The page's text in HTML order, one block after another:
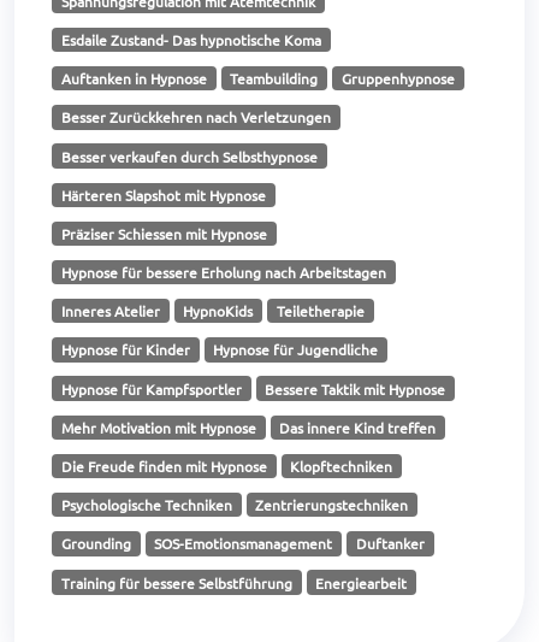
Esdaile Zustand- Das hypnotische Koma
Auftanken in Hypnose Teambuilding Gruppenhypnose
Besser Zurückkehren nach Verletzungen
Besser verkaufen durch Selbsthypnose
Härteren Slapshot mit Hypnose
Präziser Schiessen mit Hypnose
Hypnose für bessere Erholung nach Arbeitstagen
Inneres Atelier HypnoKids Teiletherapie
Hypnose für Kinder Hypnose für Jugendliche
Hypnose für Kampfsportler Bessere Taktik mit Hypnose
Mehr Motivation mit Hypnose Das innere Kind treffen
Die Freude finden mit Hypnose Klopftechniken
Psychologische Techniken Zentrierungstechniken
Grounding SOS-Emotionsmanagement Duftanker
Training für bessere Selbstführung Energiearbeit